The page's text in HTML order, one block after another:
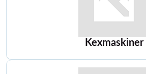
Kexmaskiner